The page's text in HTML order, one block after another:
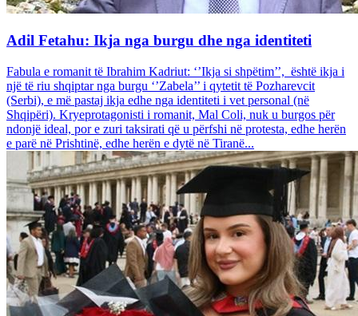
Adil Fetahu: Ikja nga burgu dhe nga identiteti
Fabula e romanit të Ibrahim Kadriut: ‘’Ikja si shpëtim’’, është ikja i
një të riu shqiptar nga burgu ‘’Zabela’’ i qytetit të Pozharevcit
(Serbi), e më pastaj ikja edhe nga identiteti i vet personal (në
Shqipëri). Kryeprotagonisti i romanit, Mal Coli, nuk u burgos për
ndonjë ideal, por e zuri taksirati që u përfshi në protesta, edhe herën
e parë në Prishtinë, edhe herën e dytë në Tiranë...